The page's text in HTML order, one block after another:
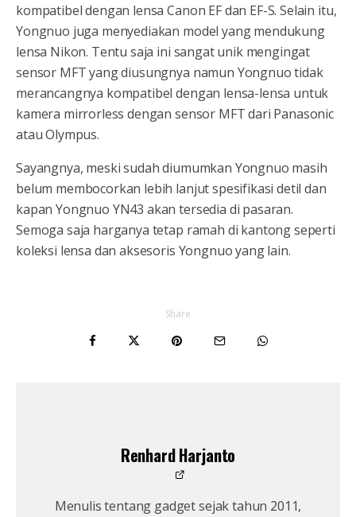
kompatibel dengan lensa Canon EF dan EF-S. Selain itu,
Yongnuo juga menyediakan model yang mendukung
lensa Nikon. Tentu saja ini sangat unik mengingat
sensor MFT yang diusungnya namun Yongnuo tidak
merancangnya kompatibel dengan lensa-lensa untuk
kamera mirrorless dengan sensor MFT dari Panasonic
atau Olympus.
Sayangnya, meski sudah diumumkan Yongnuo masih
belum membocorkan lebih lanjut spesifikasi detil dan
kapan Yongnuo YN43 akan tersedia di pasaran.
Semoga saja harganya tetap ramah di kantong seperti
koleksi lensa dan aksesoris Yongnuo yang lain.
Share
Renhard Harjanto
Menulis tentang gadget sejak tahun 2011,